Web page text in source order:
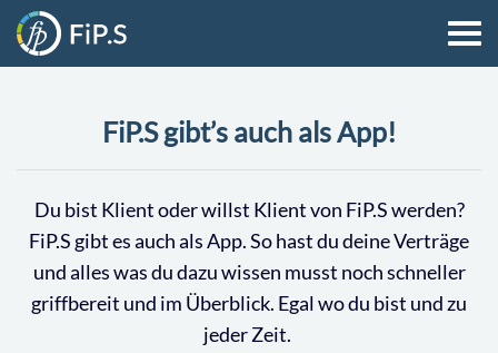
FiP.S gibt’s auch als App!
Du bist Klient oder willst Klient von FiP.S werden?
FiP.S gibt es auch als App. So hast du deine Verträge
und alles was du dazu wissen musst noch schneller
griffbereit und im Überblick. Egal wo du bist und zu
jeder Zeit.